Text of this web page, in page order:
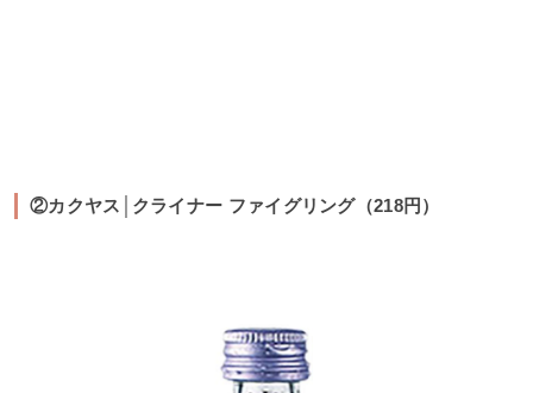
②カクヤス│クライナー ファイグリング（218円）